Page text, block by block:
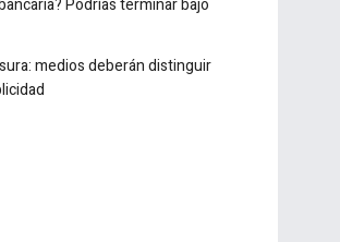
al crimen: destruyen
Podrías terminar bajo